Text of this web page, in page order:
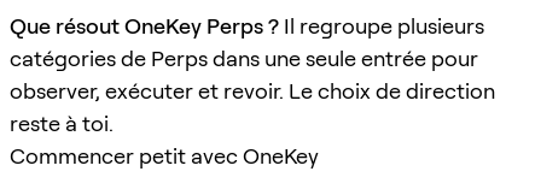
Que résout OneKey Perps ? Il regroupe plusieurs
catégories de Perps dans une seule entrée pour
observer, exécuter et revoir. Le choix de direction
reste à toi.
Commencer petit avec OneKey